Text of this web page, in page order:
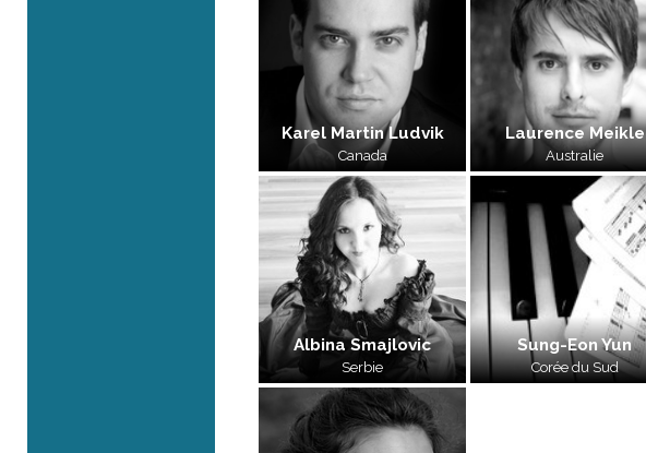
Karel Martin Ludvik
Canada
Laurence Meikle
Australie
Albina Smajlovic
Serbie
Sung-Eon Yun
Corée du Sud